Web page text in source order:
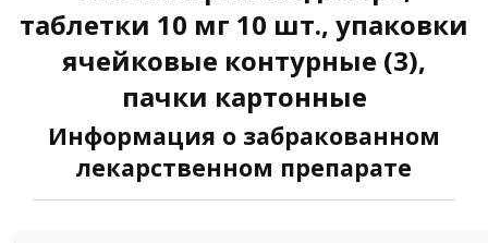
таблетки 10 мг 10 шт., упаковки
ячейковые контурные (3),
пачки картонные
Информация о забракованном
лекарственном препарате